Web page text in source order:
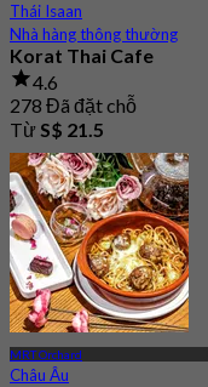
Thái Isaan
Nhà hàng thông thường
Korat Thai Cafe
4.6
278 Đã đặt chỗ
Từ S$ 21.5
MRT Orchard
Châu Âu